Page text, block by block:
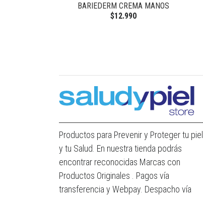
BARIEDERM CREMA MANOS
$12.990
Productos para Prevenir y Proteger tu piel
y tu Salud. En nuestra tienda podrás
encontrar reconocidas Marcas con
Productos Originales . Pagos vía
transferencia y Webpay. Despacho vía